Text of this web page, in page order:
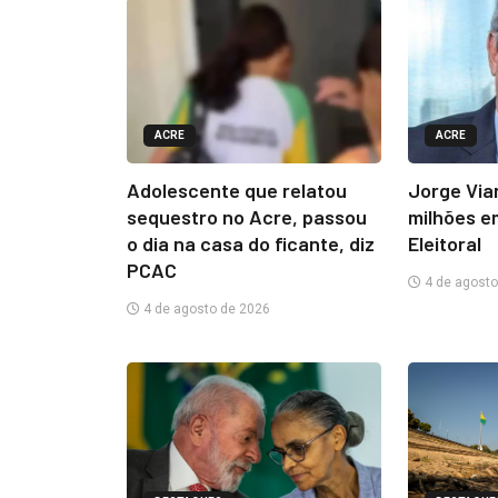
ACRE
Adolescente que relatou
sequestro no Acre, passou
o dia na casa do ficante, diz
PCAC
4 de agosto de 2026
ACRE
Jorge
milhões
Eleitoral
4 de